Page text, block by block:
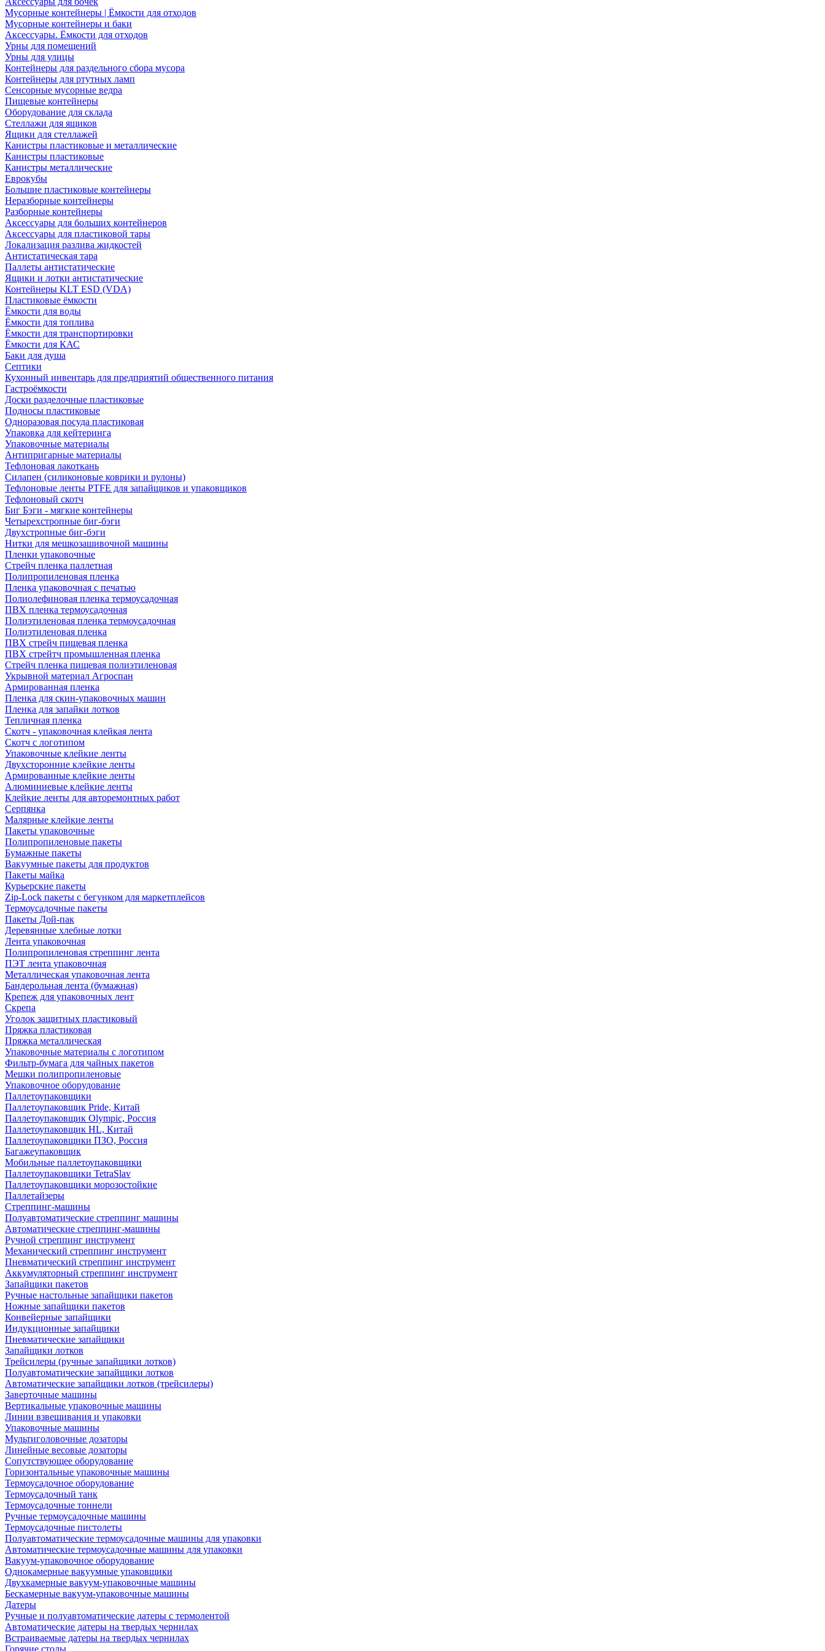
Мусорные контейнеры | Ёмкости для отходов
Мусорные контейнеры и баки
Аксессуары. Ёмкости для отходов
Урны для помещений
Урны для улицы
Контейнеры для раздельного сбора мусора
Контейнеры для ртутных ламп
Сенсорные мусорные ведра
Пищевые контейнеры
Оборудование для склада
Стеллажи для ящиков
Ящики для стеллажей
Канистры пластиковые и металлические
Канистры пластиковые
Канистры металлические
Еврокубы
Большие пластиковые контейнеры
Неразборные контейнеры
Разборные контейнеры
Аксессуары для больших контейнеров
Аксессуары для пластиковой тары
Локализация разлива жидкостей
Антистатическая тара
Паллеты антистатические
Ящики и лотки антистатические
Контейнеры KLT ESD (VDA)
Пластиковые ёмкости
Ёмкости для воды
Ёмкости для топлива
Ёмкости для транспортировки
Ёмкости для КАС
Баки для душа
Септики
Кухонный инвентарь для предприятий общественного питания
Гастроёмкости
Доски разделочные пластиковые
Подносы пластиковые
Одноразовая посуда пластиковая
Упаковка для кейтеринга
Упаковочные материалы
Антипригарные материалы
Тефлоновая лакоткань
Силапен (силиконовые коврики и рулоны)
Тефлоновые ленты PTFE для запайщиков и упаковщиков
Тефлоновый скотч
Биг Бэги - мягкие контейнеры
Четырехстропные биг-бэги
Двухстропные биг-бэги
Нитки для мешкозашивочной машины
Пленки упаковочные
Стрейч пленка паллетная
Полипропиленовая пленка
Пленка упаковочная с печатью
Полиолефиновая пленка термоусадочная
ПВХ пленка термоусадочная
Полиэтиленовая пленка термоусадочная
Полиэтиленовая пленка
ПВХ стрейч пищевая пленка
ПВХ стрейтч промышленная пленка
Стрейч пленка пищевая полиэтиленовая
Укрывной материал Агроспан
Армированная пленка
Пленка для скин-упаковочных машин
Пленка для запайки лотков
Тепличная пленка
Скотч - упаковочная клейкая лента
Скотч с логотипом
Упаковочные клейкие ленты
Двухсторонние клейкие ленты
Армированные клейкие ленты
Алюминиевые клейкие ленты
Клейкие ленты для авторемонтных работ
Серпянка
Малярные клейкие ленты
Пакеты упаковочные
Полипропиленовые пакеты
Бумажные пакеты
Вакуумные пакеты для продуктов
Пакеты майка
Курьерские пакеты
Zip-Lock пакеты с бегунком для маркетплейсов
Термоусадочные пакеты
Пакеты Дой-пак
Деревянные хлебные лотки
Лента упаковочная
Полипропиленовая стреппинг лента
ПЭТ лента упаковочная
Металлическая упаковочная лента
Бандерольная лента (бумажная)
Крепеж для упаковочных лент
Скрепа
Уголок защитных пластиковый
Пряжка пластиковая
Пряжка металлическая
Упаковочные материалы с логотипом
Фильтр-бумага для чайных пакетов
Мешки полипропиленовые
Упаковочное оборудование
Паллетоупаковщики
Паллетоупаковщик Pride, Китай
Паллетоупаковщик Olympic, Россия
Паллетоупаковщик HL, Китай
Паллетоупаковщики ПЗО, Россия
Багажеупаковщик
Мобильные паллетоупаковщики
Паллетоупаковщики TetraSlav
Паллетоупаковщики морозостойкие
Паллетайзеры
Стреппинг-машины
Полуавтоматические стреппинг машины
Автоматические стреппинг-машины
Ручной стреппинг инструмент
Механический стреппинг инструмент
Пневматический стреппинг инструмент
Аккумуляторный стреппинг инструмент
Запайщики пакетов
Ручные настольные запайщики пакетов
Ножные запайщики пакетов
Конвейерные запайщики
Индукционные запайщики
Пневматические запайщики
Запайщики лотков
Трейсилеры (ручные запайщики лотков)
Полуавтоматические запайщики лотков
Автоматические запайщики лотков (трейсилеры)
Заверточные машины
Вертикальные упаковочные машины
Линии взвешивания и упаковки
Упаковочные машины
Мультиголовочные дозаторы
Линейные весовые дозаторы
Сопутствующее оборудование
Горизонтальные упаковочные машины
Термоусадочное оборудование
Термоусадочный танк
Термоусадочные тоннели
Ручные термоусадочные машины
Термоусадочные пистолеты
Полуавтоматические термоусадочные машины для упаковки
Автоматические термоусадочные машины для упаковки
Вакуум-упаковочное оборудование
Однокамерные вакуумные упаковщики
Двухкамерные вакуум-упаковочные машины
Бескамерные вакуум-упаковочные машины
Датеры
Ручные и полуавтоматические датеры с термолентой
Автоматические датеры на твердых чернилах
Встраиваемые датеры на твердых чернилах
Горячие столы